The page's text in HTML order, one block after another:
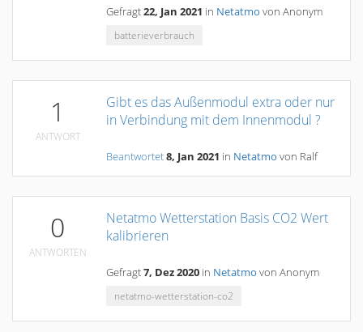
Gefragt22, Jan 2021 in Netatmo von Anonym
batterieverbrauch
1
ANTWORT
Gibt es das Außenmodul extra oder nur
in Verbindung mit dem Innenmodul ?
Beantwortet8, Jan 2021 in Netatmo von Ralf
0
ANTWORTEN
Netatmo Wetterstation Basis CO2 Wert
kalibrieren
Gefragt7, Dez 2020 in Netatmo von Anonym
netatmo-wetterstation-co2